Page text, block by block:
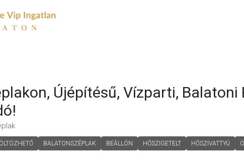
Újépítésű, Vízparti, Balatoni
BALATONSZÉPLAK BEÁLLÓN HŐSZIGETELT HŐSZIVATTYÚ